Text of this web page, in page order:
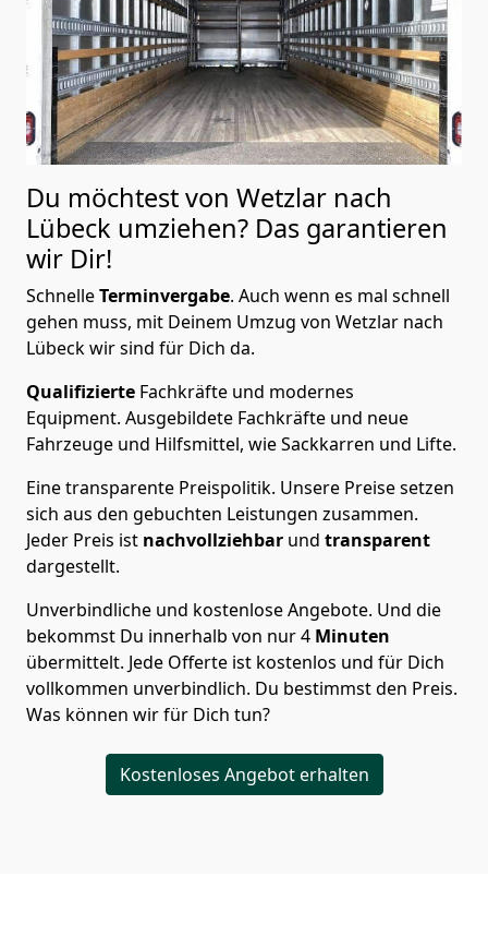
Du möchtest von Wetzlar nach
Lübeck umziehen? Das garantieren
wir Dir!
SchnelleTerminvergabe. Auch wenn es mal schnell
gehen muss, mit Deinem Umzug von Wetzlar nach
Lübeck wir sind für Dich da.
Qualifizierte Fachkräfte und modernes
Equipment. Ausgebildete Fachkräfte und neue
Fahrzeuge und Hilfsmittel, wie Sackkarren und Lifte.
Eine transparente Preispolitik. Unsere Preise setzen
sich aus den gebuchten Leistungen zusammen.
Jeder Preis ist nachvollziehbar und transparent
dargestellt.
Unverbindliche und kostenlose Angebote. Und die
bekommst Du innerhalb von nur4 Minuten
übermittelt. Jede Offerte ist kostenlos und für Dich
vollkommen unverbindlich. Du bestimmst den Preis.
Was können wir für Dich tun?
Kostenloses Angebot erhalten